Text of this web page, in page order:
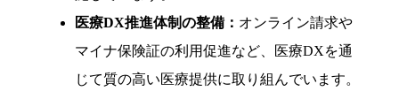
医療DX推進体制の整備： オンライン請求や
マイナ保険証の利用促進など、医療DXを通
じて質の高い医療提供に取り組んでいます。